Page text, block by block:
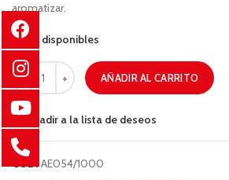
aromatizar.
99 disponibles
AÑADIR AL CARRITO
Añadir a la lista de deseos
COD:AE054/1000